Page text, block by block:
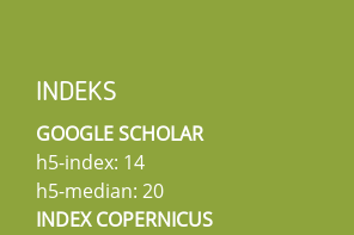
INDEKS
GOOGLE SCHOLAR
h5-index: 14
h5-median: 20
INDEX COPERNICUS